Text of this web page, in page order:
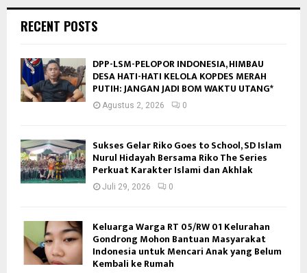
RECENT POSTS
DPP-LSM-PELOPOR INDONESIA, HIMBAU
DESA HATI-HATI KELOLA KOPDES MERAH
PUTIH: JANGAN JADI BOM WAKTU UTANG*
Agustus 2, 2026 0
Sukses Gelar Riko Goes to School, SD Islam
Nurul Hidayah Bersama Riko The Series
Perkuat Karakter Islami dan Akhlak
Juli 29, 2026 0
Keluarga Warga RT 05/RW 01 Kelurahan
Gondrong Mohon Bantuan Masyarakat
Indonesia untuk Mencari Anak yang Belum
Kembali ke Rumah